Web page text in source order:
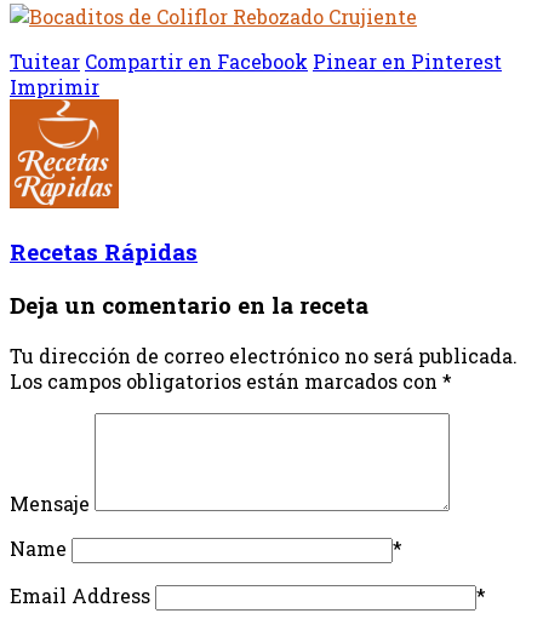
Tuitear Compartir en Facebook Pinear en Pinterest
Imprimir
Recetas Rápidas
Deja un comentario en la receta
Tu dirección de correo electrónico no será publicada.
Los campos obligatorios están marcados con *
Mensaje
Name
*
Email Address
*